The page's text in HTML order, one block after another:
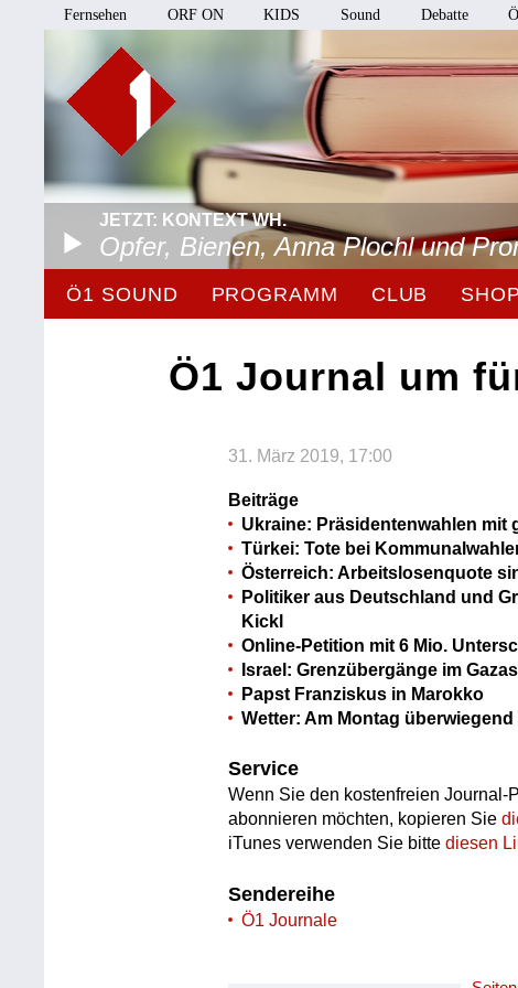
Fernsehen ORF ON KIDS Sound Debatte
JETZT: KONTEXT WH.
Opfer, Bienen, Anna Plochl und
Ö1 SOUND PROGRAMM CLUB SHOP
Ö1 Journal um
31. März 2019, 17:00
Beiträge
Ukraine: Präsidentenwahlen mit
Türkei: Tote bei
Österreich: Arbeitslosenquote
Politiker aus Deutschland und
Kickl
Online-Petition mit 6 Mio.
Israel: Grenzübergänge im
Papst Franziskus in Marokko
Wetter: Am Montag
Service
Wenn Sie den kostenfreien Journal-
abonnieren möchten, kopieren Sie
iTunes verwenden Sie bittediesen
Sendereihe
Ö1 Journale